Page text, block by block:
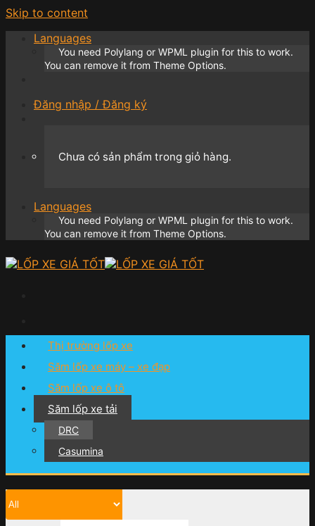
Skip to content
Languages
You need Polylang or WPML plugin for this to work.
You can remove it from Theme Options.
Đăng nhập / Đăng ký
Chưa có sản phẩm trong giỏ hàng.
Languages
You need Polylang or WPML plugin for this to work.
You can remove it from Theme Options.
Thị trường lốp xe
Săm lốp xe máy – xe đạp
Săm lốp xe ô tô
Săm lốp xe tải
DRC
Casumina